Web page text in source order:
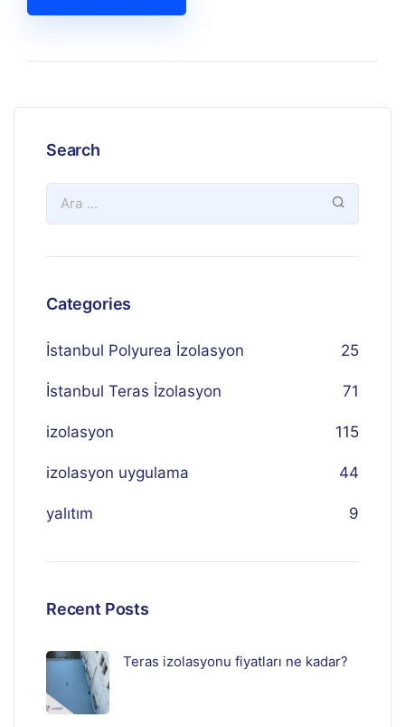
Search
Categories
İstanbul Polyurea İzolasyon 25
İstanbul Teras İzolasyon 71
izolasyon 115
izolasyon uygulama 44
yalıtım 9
Recent Posts
Teras izolasyonu fiyatları ne kadar?